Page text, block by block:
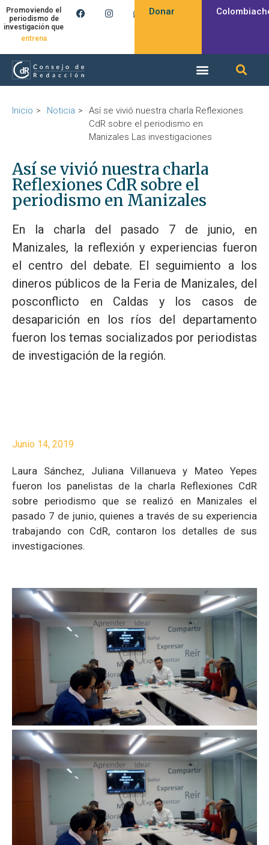
Promoviendo el
periodismo de
investigación que
produce
Donar
Inicio Noticia
Así se vivió nuestra charla Reflexiones
CdR sobre el periodismo en
Manizales Las investigaciones
Así se vivió nuestra charla
Reflexiones CdR sobre el
periodismo en Manizales
En la charla del pasado 7 de junio, en
Manizales, la reflexión y experiencias fueron
el centro del debate. El seguimiento a los
dineros públicos de la Feria de Manizales, del
posconflicto en Caldas y los casos de
desaparición en los ríos del departamento
fueron los temas socializados por periodistas
de investigación de la región.
Junio 14, 2019
Laura Sánchez, Juliana Villanueva y Mateo Yepes
fueron los panelistas de la charla Reflexiones CdR
sobre periodismo que se realizó en Manizales el
pasado 7 de junio, quienes a través de su experiencia
trabajando con CdR, contaron los detalles de sus
investigaciones.